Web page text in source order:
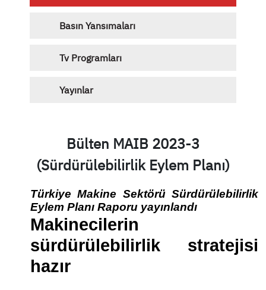
Basın Yansımaları
Tv Programları
Yayınlar
Bülten MAIB 2023-3
(Sürdürülebilirlik Eylem Planı)
Türkiye Makine Sektörü Sürdürülebilirlik
Eylem Planı Raporu yayınlandı
Makinecilerin
sürdürülebilirlik stratejisi
hazır